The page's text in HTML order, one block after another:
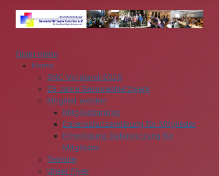
Open menu
Home
SNC-Vorstand-2026
25 Jahre SeniorenNetzwerk
Mitglied werden
Mitgliedsantrag
Datenschutzerklärung für Mitglieder
Einwilligung Datennutzung für
Mitglieder
Termine
Unser Flyer